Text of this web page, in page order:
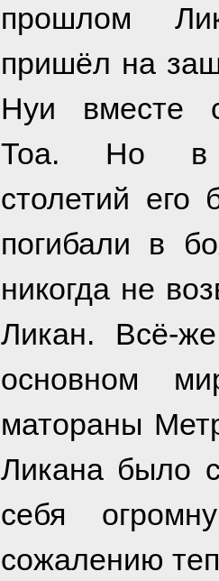
прошлом
пришёл на
Нуи вместе
Тоа. Но в
столетий его
погибали в
никогда не
Ликан. Всё-
основном
матораны
Ликана было
себя
сожалению